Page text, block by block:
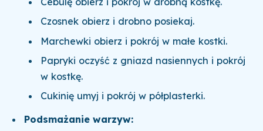
Czosnek obierz i drobno posiekaj.
Marchewki obierz i pokrój w małe kostki.
Papryki oczyść z gniazd nasiennych i pokrój
w kostkę.
Cukinię umyj i pokrój w półplasterki.
Podsmażanie warzyw: